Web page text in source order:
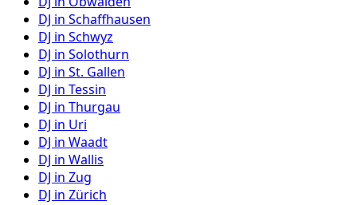
DJ in Schaffhausen
DJ in Schwyz
DJ in Solothurn
DJ in St. Gallen
DJ in Tessin
DJ in Thurgau
DJ in Uri
DJ in Waadt
DJ in Wallis
DJ in Zug
DJ in Zürich